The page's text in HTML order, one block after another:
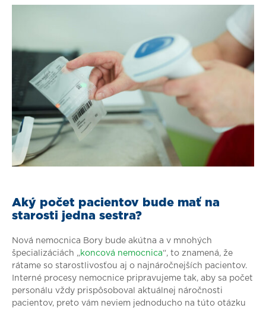
Aký počet pacientov bude mať na
starosti jedna sestra?
Nová nemocnica Bory bude akútna a v mnohých
špecializáciách „ koncová nemocnica“, to znamená, že
rátame so starostlivosťou aj o najnáročnejších pacientov.
Interné procesy nemocnice pripravujeme tak, aby sa počet
personálu vždy prispôsoboval aktuálnej náročnosti
pacientov, preto vám neviem jednoducho na túto otázku